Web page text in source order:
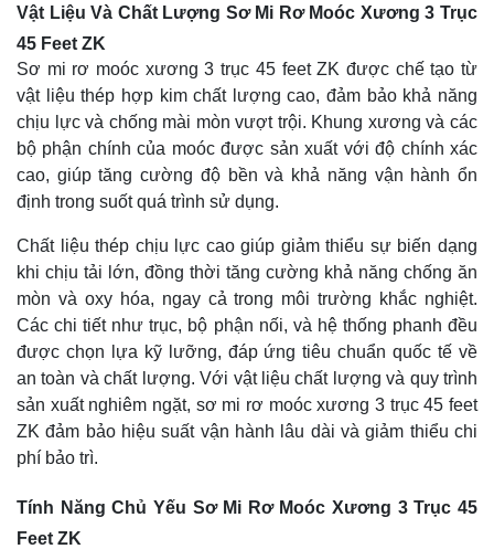
Vật Liệu Và Chất Lượng Sơ Mi Rơ Moóc Xương 3 Trục
45 Feet ZK
Sơ mi rơ moóc xương 3 trục 45 feet ZK được chế tạo từ
vật liệu thép hợp kim chất lượng cao, đảm bảo khả năng
chịu lực và chống mài mòn vượt trội. Khung xương và các
bộ phận chính của moóc được sản xuất với độ chính xác
cao, giúp tăng cường độ bền và khả năng vận hành ổn
định trong suốt quá trình sử dụng.
Chất liệu thép chịu lực cao giúp giảm thiểu sự biến dạng
khi chịu tải lớn, đồng thời tăng cường khả năng chống ăn
mòn và oxy hóa, ngay cả trong môi trường khắc nghiệt.
Các chi tiết như trục, bộ phận nối, và hệ thống phanh đều
được chọn lựa kỹ lưỡng, đáp ứng tiêu chuẩn quốc tế về
an toàn và chất lượng. Với vật liệu chất lượng và quy trình
sản xuất nghiêm ngặt, sơ mi rơ moóc xương 3 trục 45 feet
ZK đảm bảo hiệu suất vận hành lâu dài và giảm thiểu chi
phí bảo trì.
Tính Năng Chủ Yếu Sơ Mi Rơ Moóc Xương 3 Trục 45
Feet ZK